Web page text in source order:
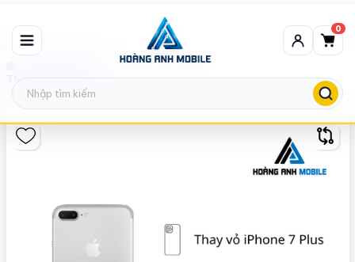
0
Thay vỏ iPhone 7 Plus